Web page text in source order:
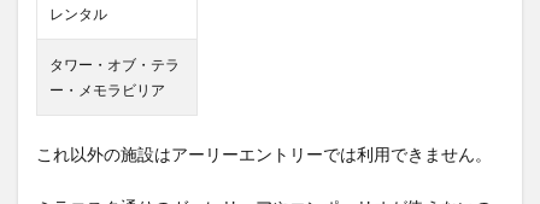
レンタル
タワー・オブ・テラ
ー・メモラビリア
これ以外の施設はアーリーエントリーでは利用できません。